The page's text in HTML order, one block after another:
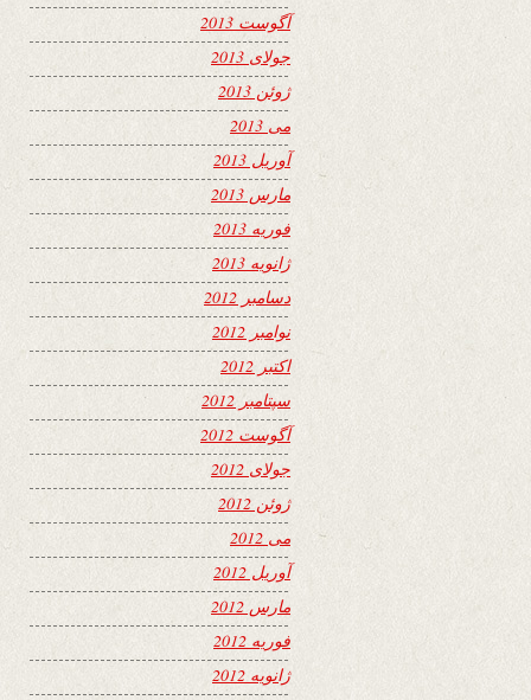
آگوست 2013
جولای 2013
ژوئن 2013
می 2013
آوریل 2013
مارس 2013
فوریه 2013
ژانویه 2013
دسامبر 2012
نوامبر 2012
اکتبر 2012
سپتامبر 2012
آگوست 2012
جولای 2012
ژوئن 2012
می 2012
آوریل 2012
مارس 2012
فوریه 2012
ژانویه 2012